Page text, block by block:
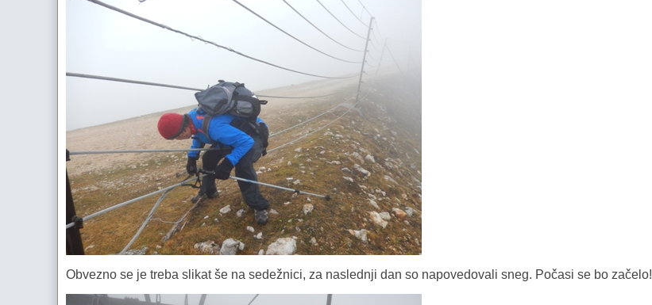
Obvezno se je treba slikat še na sedežnici, za naslednji dan so napovedovali sneg. Počasi se bo začelo!